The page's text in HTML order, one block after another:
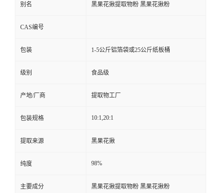
别名 黑果花揪提取物粉 黑果花揪粉
CAS编号
包装 1-5公斤铝箔袋或25公斤纸板桶
级别 食品级
产地/厂商 提取物工厂
包装规格 10:1,20:1
提取来源 黑果花揪
纯度 98%
主要成分 黑果花揪提取物粉 黑果花揪粉